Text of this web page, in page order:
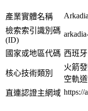
產業實體名稱
檢索索引識別碼
(ID)
國家或地區代碼 西班牙
核心技術類別
火箭
空軌
直連認證主網域 https://